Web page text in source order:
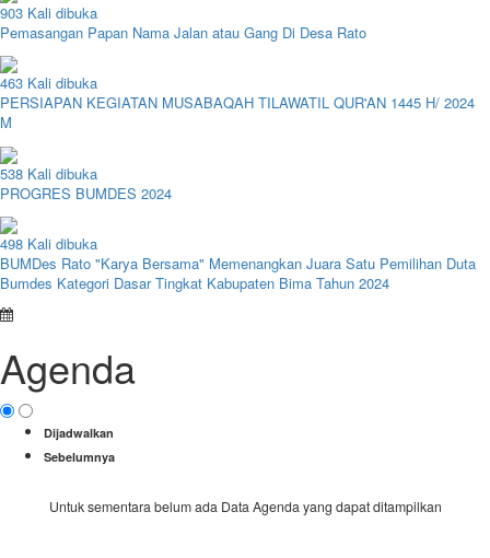
903 Kali dibuka
Pemasangan Papan Nama Jalan atau Gang Di Desa Rato
463 Kali dibuka
PERSIAPAN KEGIATAN MUSABAQAH TILAWATIL QUR'AN 1445 H/ 2024
M
538 Kali dibuka
PROGRES BUMDES 2024
498 Kali dibuka
BUMDes Rato "Karya Bersama" Memenangkan Juara Satu Pemilihan Duta
Bumdes Kategori Dasar Tingkat Kabupaten Bima Tahun 2024
Agenda
Dijadwalkan
Sebelumnya
Untuk sementara belum ada Data Agenda yang dapat ditampilkan